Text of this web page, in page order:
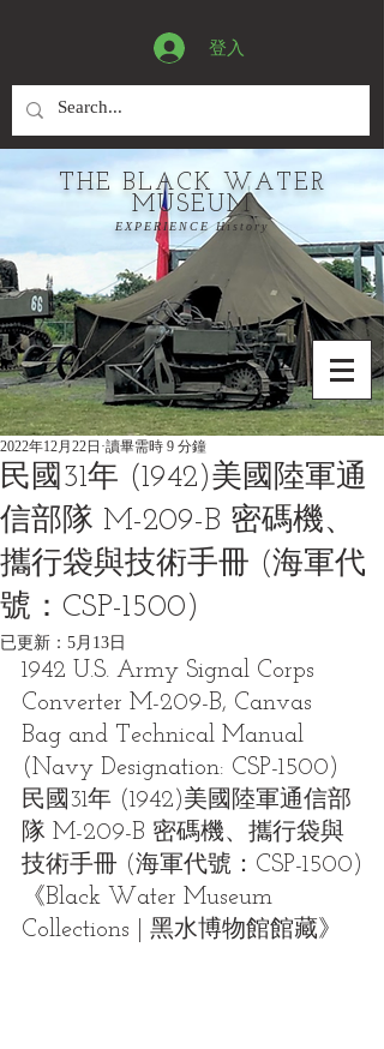
登入
THE BLACK WATER
MUSEUM
EXPERIENCE History
民國31年 (1942)美國陸軍通
信部隊 M-209-B 密碼機、
攜行袋與技術手冊 (海軍代
號：CSP-1500)
2022年12月22日 讀畢需時 9 分鐘
已更新： 5月13日
1942 U.S. Army Signal Corps
Converter M-209-B, Canvas
Bag and Technical Manual
(Navy Designation: CSP-1500)
民國31年 (1942)美國陸軍通信部
隊 M-209-B 密碼機、攜行袋與
技術手冊 (海軍代號：CSP-1500)
《Black Water Museum
Collections | 黑水博物館館藏》